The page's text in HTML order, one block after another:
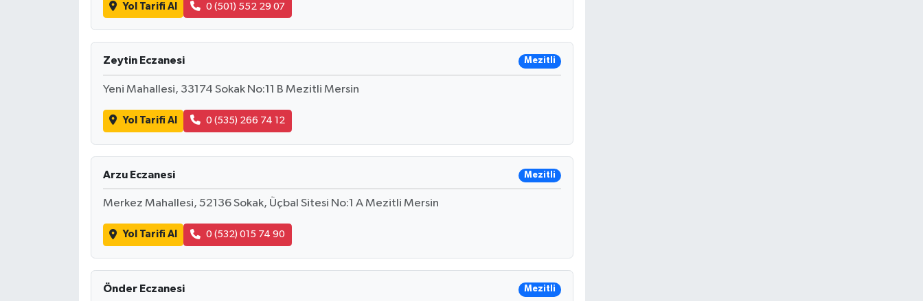
Yol Tarifi Al 0 (501) 552 29 07
Zeytin Eczanesi Mezitli
Yeni Mahallesi, 33174 Sokak No:11 B Mezitli Mersin
Yol Tarifi Al 0 (535) 266 74 12
Arzu Eczanesi Mezitli
Merkez Mahallesi, 52136 Sokak, Üçbal Sitesi No:1 A Mezitli Mersin
Yol Tarifi Al 0 (532) 015 74 90
Önder Eczanesi Mezitli